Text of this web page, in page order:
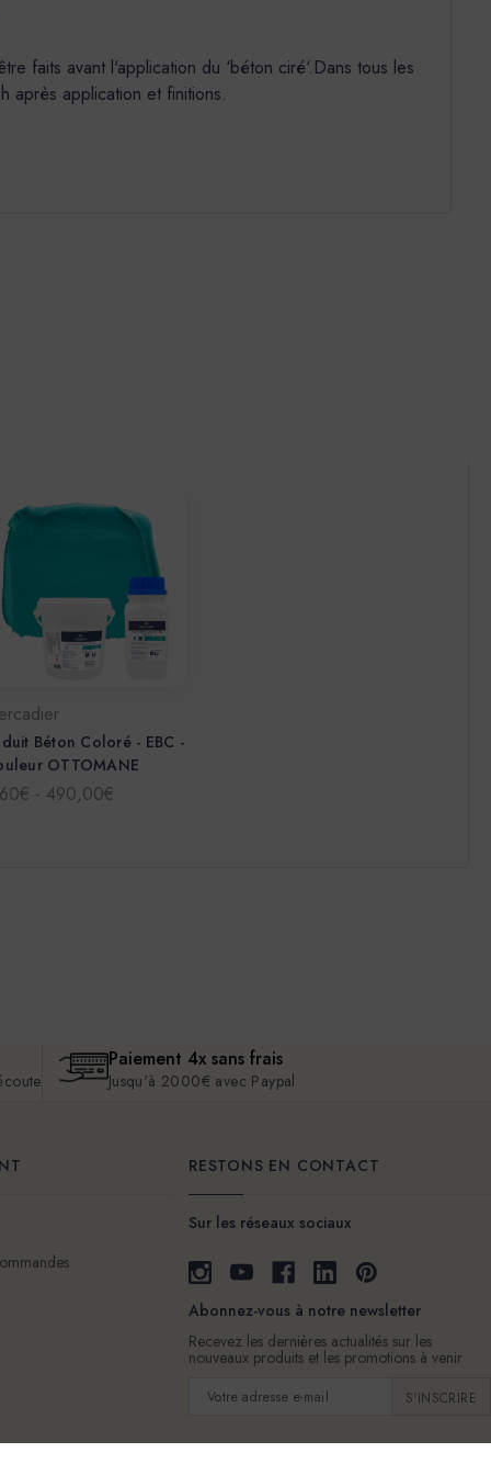
faits avant l'application du ‘béton ciré‘.Dans tous les
après application et finitions.
Béton Coloré - EBC -
OTTOMANE
- 490,00€
Paiement 4x sans frais
Jusqu'à 2000€ avec Paypal
RESTONS EN CONTACT
Sur les réseaux sociaux
Abonnez-vous à notre newsletter
Recevez les dernières actualités sur les
nouveaux produits et les promotions à venir
Adresse
mail